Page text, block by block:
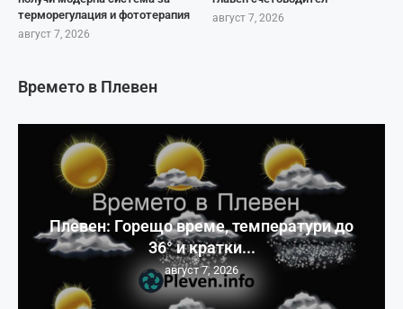
терморегулация и фототерапия
август 7, 2026
август 7, 2026
Времето в Плевен
Плевен: Горещо време, температури до
36° и кратки...
август 7, 2026